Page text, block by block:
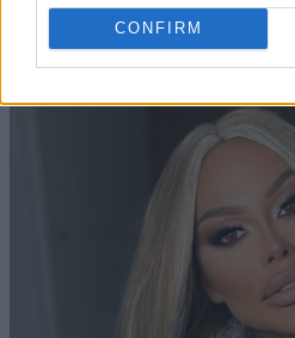
CONFIRM